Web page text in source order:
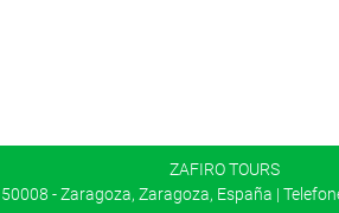
ZAFIRO TOURS
50008 - Zaragoza, Zaragoza, España |